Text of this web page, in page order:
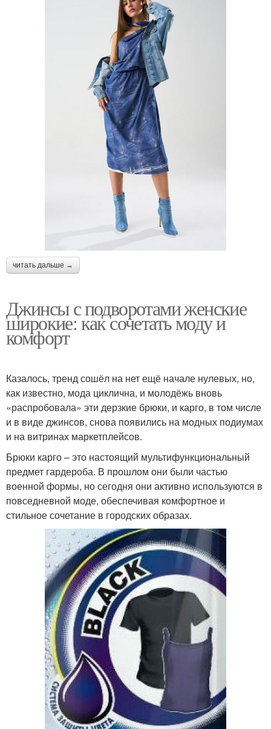
читать дальше →
Джинсы с подворотами женские
широкие: как сочетать моду и
комфорт
Казалось, тренд сошёл на нет ещё начале нулевых, но,
как известно, мода циклична, и молодёжь вновь
«распробовала» эти дерзкие брюки, и карго, в том числе
и в виде джинсов, снова появились на модных подиумах
и на витринах маркетплейсов.
Брюки карго – это настоящий мультифункциональный
предмет гардероба. В прошлом они были частью
военной формы, но сегодня они активно используются в
повседневной моде, обеспечивая комфортное и
стильное сочетание в городских образах.